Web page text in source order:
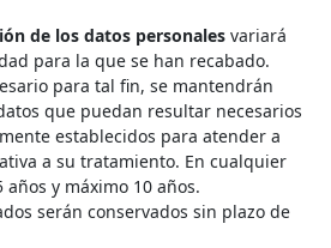
de los datos personales variará
para la que se han recabado.
para tal fin, se mantendrán
que puedan resultar necesarios
establecidos para atender a
a su tratamiento. En cualquier
y máximo 10 años.
serán conservados sin plazo de